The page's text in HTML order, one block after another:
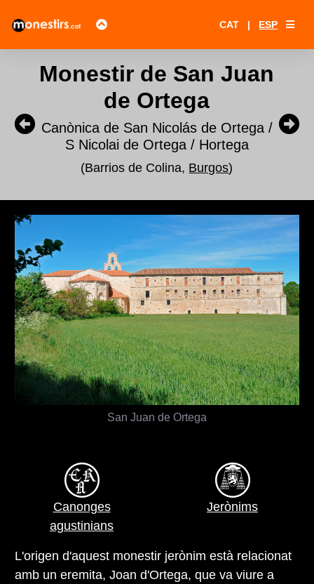
CAT | ESP
Monestir de San Juan
de Ortega
Canònica de San Nicolás de Ortega /
S Nicolai de Ortega / Hortega
(Barrios de Colina, Burgos)
San Juan de Ortega
Canonges
agustinians
Jerònims
L'origen d'aquest monestir jerònim està relacionat
amb un eremita, Joan d'Ortega, que va viure a